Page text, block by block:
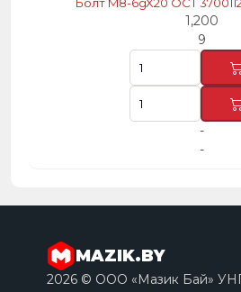
1,200
9
-
-
MAZIK.BY
2026 © ООО «Мазик Бай»